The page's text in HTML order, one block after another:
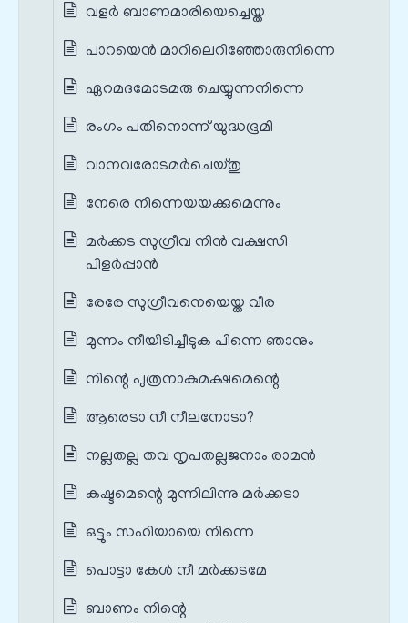
വളർ ബാണമാരിയെച്ചെയ്ത
പാറയെന്‍ മാറിലെറിഞ്ഞോരുനിന്നെ
ഏറമദമോടമരു ചെയ്യുന്നനിന്നെ
രംഗം പതിനൊന്ന് യുദ്ധഭൂമി
വാനവരോടമര്‍ചെയ്തു
നേരെ നിന്നെയയക്കുമെന്നും
മര്‍ക്കട സുഗ്രീവ നിൻ വക്ഷസി
പിളര്‍പ്പാൻ
രേരേ സുഗ്രീവനെയെയ്ത വീര
മുന്നം നീയിടിച്ചീടുക പിന്നെ ഞാനും
നിന്റെ പുത്രനാകുമക്ഷമെന്റെ
ആരെടാ നീ നീലനോടാ?
നല്ലതല്ല തവ നൃപതല്ലജനാം രാമന്‍
കഷ്ടമെന്റെ മുന്നിലിന്നു മര്‍ക്കടാ
ഒട്ടും സഹിയായെ നിന്നെ
പൊട്ടാ കേൾ നീ മര്‍ക്കടമേ
ബാണം നിന്റെ